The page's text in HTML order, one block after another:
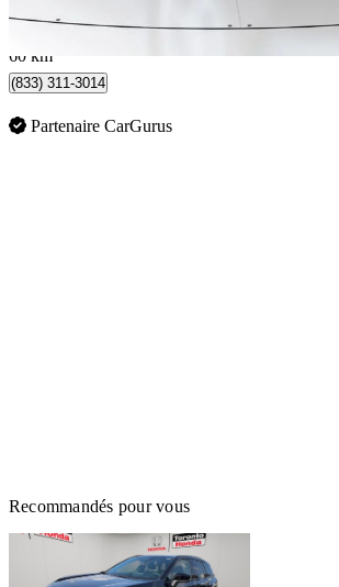
Concord, ON
60 km
(833) 311-3014
Partenaire CarGurus
Recommandés pour vous